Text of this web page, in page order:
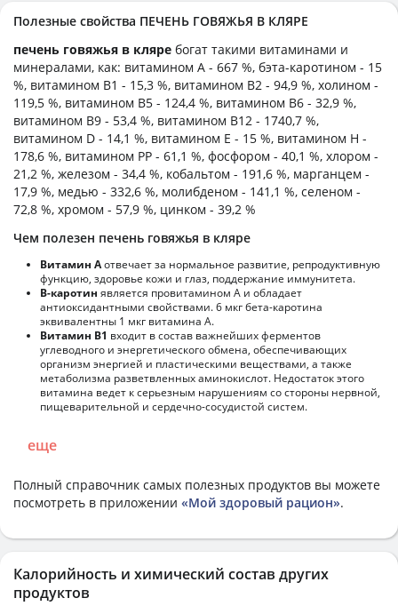
Полезные свойства ПЕЧЕНЬ ГОВЯЖЬЯ В КЛЯРЕ
печень говяжья в кляре богат такими витаминами и
минералами, как: витамином А - 667 %, бэта-каротином - 15
%, витамином B1 - 15,3 %, витамином B2 - 94,9 %, холином -
119,5 %, витамином B5 - 124,4 %, витамином B6 - 32,9 %,
витамином B9 - 53,4 %, витамином B12 - 1740,7 %,
витамином D - 14,1 %, витамином E - 15 %, витамином H -
178,6 %, витамином PP - 61,1 %, фосфором - 40,1 %, хлором -
21,2 %, железом - 34,4 %, кобальтом - 191,6 %, марганцем -
17,9 %, медью - 332,6 %, молибденом - 141,1 %, селеном -
72,8 %, хромом - 57,9 %, цинком - 39,2 %
Чем полезен печень говяжья в кляре
Витамин Аотвечает за нормальное развитие, репродуктивную
функцию, здоровье кожи и глаз, поддержание иммунитета.
В-каротин является провитамином А и обладает
антиоксидантными свойствами. 6 мкг бета-каротина
эквивалентны 1 мкг витамина А.
Витамин В1 входит в состав важнейших ферментов
углеводного и энергетического обмена, обеспечивающих
организм энергией и пластическими веществами, а также
метаболизма разветвленных аминокислот. Недостаток этого
витамина ведет к серьезным нарушениям со стороны нервной,
пищеварительной и сердечно-сосудистой систем.
еще
Полный справочник самых полезных продуктов вы можете
посмотреть в приложении «Мой здоровый рацион».
Калорийность и химический состав других
продуктов